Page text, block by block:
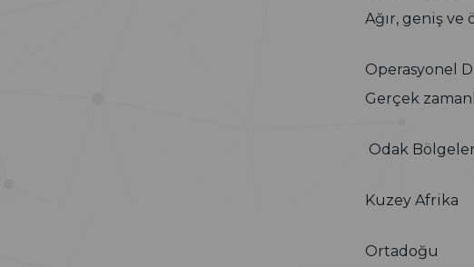
Ağır, geniş ve
Operasyonel
Gerçek
Odak
Kuzey Afrika
Ortadoğu